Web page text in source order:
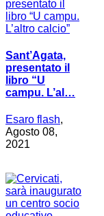
Sant’Agata,
presentato il
libro “U
campu. L’al…
Esaro flash,
Agosto 08,
2021